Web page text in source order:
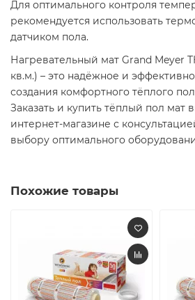
Для оптимального контроля
рекомендуется использовать
датчиком пола.
Нагревательный мат Grand Meyer
кв.м.) – это надёжное и
создания комфортного тёплого
Заказать и купить тёплый пол
интернет-магазине с
выбору оптимального
Похожие товары